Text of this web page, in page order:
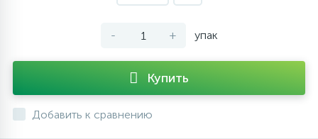
- + упак
Купить
Добавить к сравнению